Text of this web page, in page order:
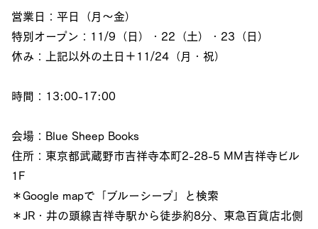
営業日：平日（月～金）
特別オープン：11/9（日）・22（土）・23（日）
休み：上記以外の土日＋11/24（月・祝）
時間：13:00-17:00
会場：Blue Sheep Books
住所：東京都武蔵野市吉祥寺本町2-28-5 MM吉祥寺ビル
1F
＊Google mapで「ブルーシープ」と検索
＊JR・井の頭線吉祥寺駅から徒歩約8分、東急百貨店北側